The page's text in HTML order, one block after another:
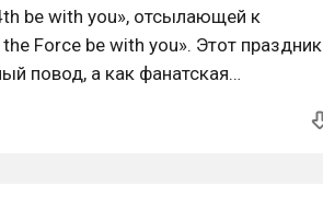
be with you», отсылающей к
Force be with you». Этот праздник
повод, а как фанатская
её с победой фразой,